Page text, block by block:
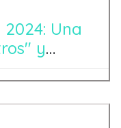
Una
y